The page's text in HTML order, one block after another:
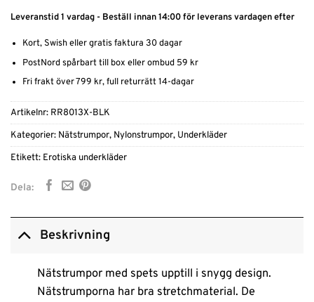
Leveranstid 1 vardag - Beställ innan 14:00 för leverans vardagen efter
Kort, Swish eller gratis faktura 30 dagar
PostNord spårbart till box eller ombud 59 kr
Fri frakt över 799 kr, full returrätt 14-dagar
Artikelnr: RR8013X-BLK
Kategorier: Nätstrumpor, Nylonstrumpor, Underkläder
Etikett: Erotiska underkläder
Dela:
Beskrivning
Nätstrumpor med spets upptill i snygg design.
Nätstrumporna har bra stretchmaterial. De